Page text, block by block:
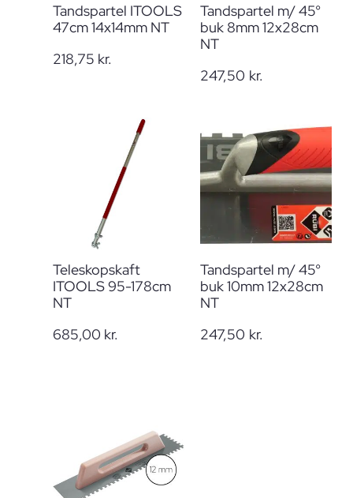
Tandspartel ITOOLS
47cm 14x14mm NT
218,75 kr.
Tandspartel m/ 45°
buk 8mm 12x28cm
NT
247,50 kr.
Teleskopskaft
ITOOLS 95-178cm
NT
685,00 kr.
Tandspartel m/ 45°
buk 10mm 12x28cm
NT
247,50 kr.